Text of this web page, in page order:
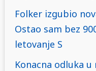
Folker izgubio
Ostao sam bez
letovanje S
Konacna odluka